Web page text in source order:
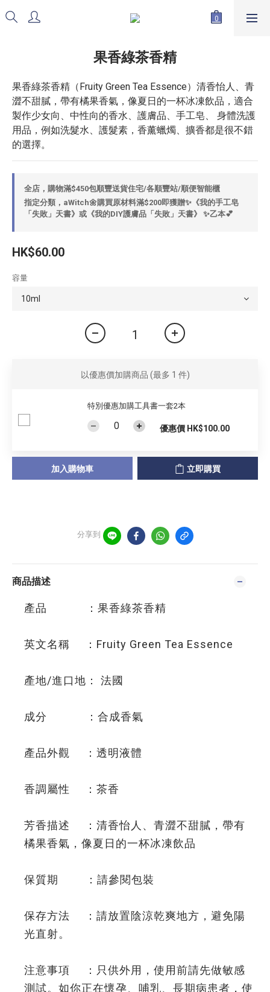
果香綠茶香精
果香綠茶香精（Fruity Green Tea Essence）清香怡人、青
澀不甜膩，帶有橘果香氣，像夏日的一杯冰凍飲品，適合
製作少女向、中性向的香水、護膚品、手工皂、 身體洗護
用品，例如洗髮水、護髮素，香薰蠟燭、擴香都是很不錯
的選擇。
全店，購物滿$450包順豐送貨住宅/各順豐站/順便智能櫃
指定分類，aWitch🌼購買原材料滿$200即獲贈✨《我的手工皂
「失敗」天書》或《我的DIY護膚品「失敗」天書》 ✨乙本💕
HK$60.00
容量
以優惠價加購商品 (最多 1 件)
特別優惠加購工具書一套2本
優惠價 HK$100.00
加入購物車 立即購買
分享到
商品描述
產品 ：果香綠茶香精
英文名稱 ：Fruity Green Tea Essence
產地/進口地： 法國
成分 ：合成香氣
產品外觀 ：透明液體
香調屬性 ：茶香
芳香描述 ：清香怡人、青澀不甜膩，帶有
橘果香氣，像夏日的一杯冰凍飲品
保質期 ：請參閱包裝
保存方法 ：請放置陰涼乾爽地方，避免陽
光直射。
注意事項 ：只供外用，使用前請先做敏感
測試。如你正在懷孕、哺乳、長期病患者，使